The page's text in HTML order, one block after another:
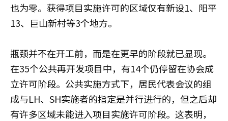
也为零。获得项目实施许可的区域仅有新设1、阳平
13、巨山新村等3个地方。
瓶颈并不在开工前，而是在更早的阶段就已显现。
在35个公共再开发项目中，有14个仍停留在协会成
立许可阶段。公共实施方式下，居民代表会议的组
成与LH、SH实施者的指定是并行进行的，但之后却
有许多区域未能进入项目实施许可阶段。这表明，